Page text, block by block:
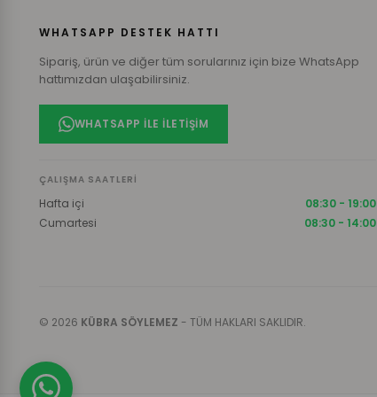
WHATSAPP DESTEK HATTI
Sipariş, ürün ve diğer tüm sorularınız için bize WhatsApp
hattımızdan ulaşabilirsiniz.
WHATSAPP ILE İLETIŞIM
ÇALIŞMA SAATLERI
Hafta içi
08:30 - 19:00
Cumartesi
08:30 - 14:00
© 2026 KÜBRA SÖYLEMEZ - TÜM HAKLARI SAKLIDIR.